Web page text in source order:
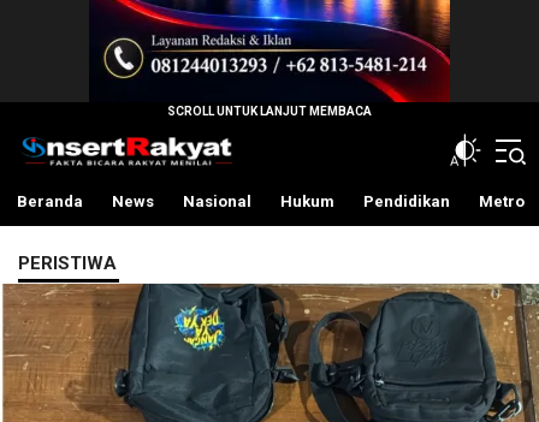
InsertRakyat.com
Fakta Bicara Rakyat Menilai
Beranda News Nasional Hukum Pendidikan Metro
PERISTIWA